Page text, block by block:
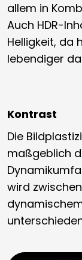
allem in
Auch HDR-
Helligkeit, da
lebendiger
Kontrast
Die
maßgeblich
wird